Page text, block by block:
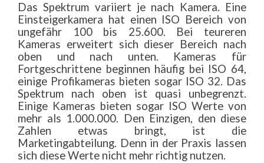
Das Spektrum variiert je nach Kamera. Eine
Einsteigerkamera hat einen ISO Bereich von
ungefähr 100 bis 25.600. Bei teureren
Kameras erweitert sich dieser Bereich nach
oben und nach unten. Kameras für
Fortgeschrittene beginnen häufig bei ISO 64,
einige Profikameras bieten sogar ISO 32. Das
Spektrum nach oben ist quasi unbegrenzt.
Einige Kameras bieten sogar ISO Werte von
mehr als 1.000.000. Den Einzigen, den diese
Zahlen etwas bringt, ist die
Marketingabteilung. Denn in der Praxis lassen
sich diese Werte nicht mehr richtig nutzen.